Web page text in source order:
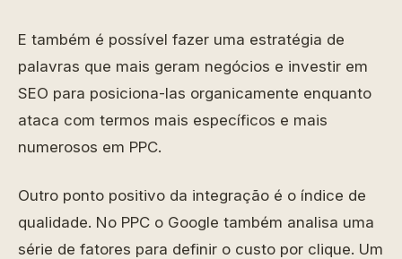
E também é possível fazer uma estratégia de
palavras que mais geram negócios e investir em
SEO para posiciona-las organicamente enquanto
ataca com termos mais específicos e mais
numerosos em PPC.
Outro ponto positivo da integração é o índice de
qualidade. No PPC o Google também analisa uma
série de fatores para definir o custo por clique. Um